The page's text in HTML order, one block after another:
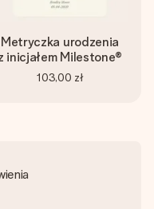
Metryczka urodzenia
inicjałem Milestone®
103,00 zł